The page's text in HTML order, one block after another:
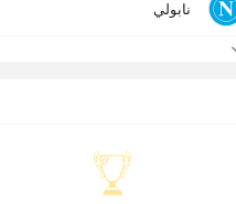
نابولي